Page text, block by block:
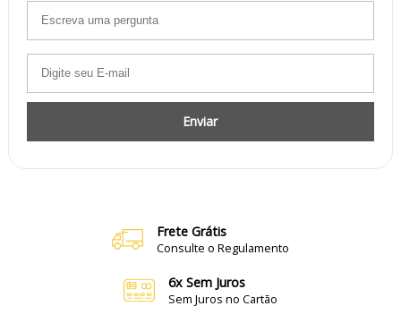
Enviar
Frete Grátis
Consulte o Regulamento
6x Sem Juros
Sem Juros no Cartão